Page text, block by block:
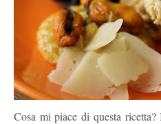
Cosa mi piace di questa